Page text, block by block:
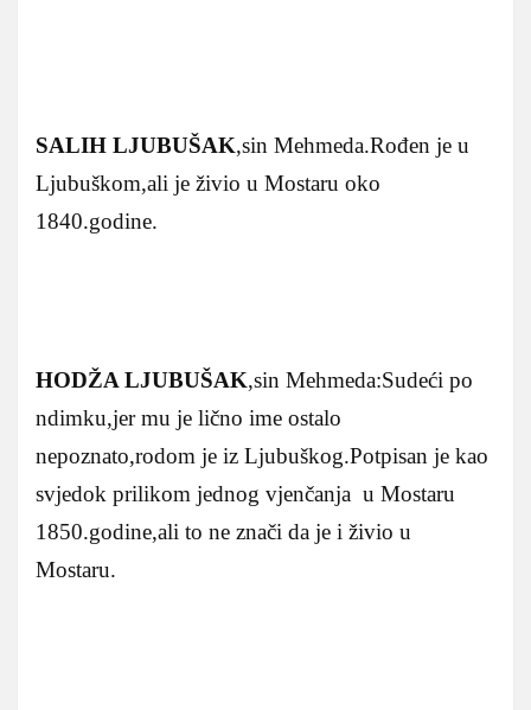
SALIH LJUBUŠAK,sin Mehmeda.Rođen je u
Ljubuškom,ali je živio u Mostaru oko
1840.godine.
HODŽA LJUBUŠAK,sin Mehmeda:Sudeći po
ndimku,jer mu je lično ime ostalo
nepoznato,rodom je iz Ljubuškog.Potpisan je kao
svjedok prilikom jednog vjenčanja u Mostaru
1850.godine,ali to ne znači da je i živio u
Mostaru.